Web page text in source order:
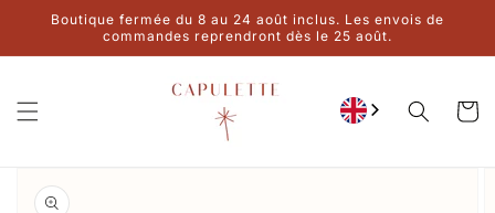
move on toBoutique fermée du 8 au 24 août inclus. Les envois de
commandes reprendront dès le 25 août.
Cart
Go to product
information